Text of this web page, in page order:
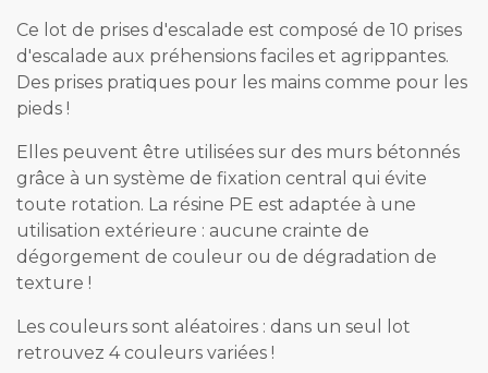
Ce lot de prises d'escalade est composé de 10 prises
d'escalade aux préhensions faciles et agrippantes.
Des prises pratiques pour les mains comme pour les
pieds !
Elles peuvent être utilisées sur des murs bétonnés
grâce à un système de fixation central qui évite
toute rotation. La résine PE est adaptée à une
utilisation extérieure : aucune crainte de
dégorgement de couleur ou de dégradation de
texture !
Les couleurs sont aléatoires : dans un seul lot
retrouvez 4 couleurs variées !